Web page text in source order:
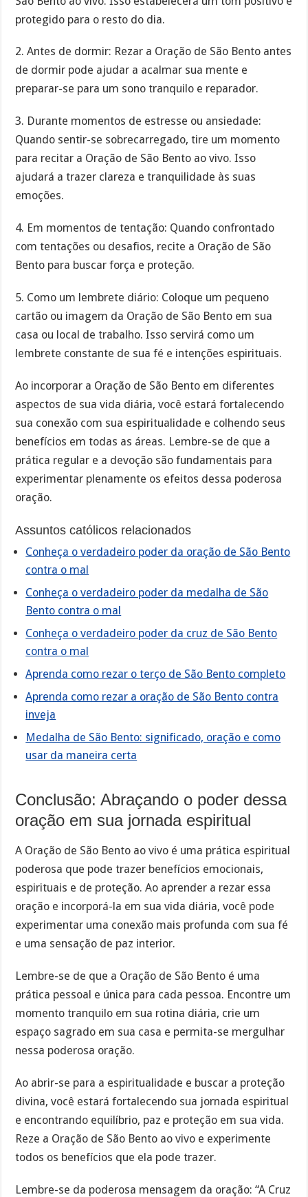
protegido para o resto do dia.
2. Antes de dormir: Rezar a Oração de São Bento antes
de dormir pode ajudar a acalmar sua mente e
preparar-se para um sono tranquilo e reparador.
3. Durante momentos de estresse ou ansiedade:
Quando sentir-se sobrecarregado, tire um momento
para recitar a Oração de São Bento ao vivo. Isso
ajudará a trazer clareza e tranquilidade às suas
emoções.
4. Em momentos de tentação: Quando confrontado
com tentações ou desafios, recite a Oração de São
Bento para buscar força e proteção.
5. Como um lembrete diário: Coloque um pequeno
cartão ou imagem da Oração de São Bento em sua
casa ou local de trabalho. Isso servirá como um
lembrete constante de sua fé e intenções espirituais.
Ao incorporar a Oração de São Bento em diferentes
aspectos de sua vida diária, você estará fortalecendo
sua conexão com sua espiritualidade e colhendo seus
benefícios em todas as áreas. Lembre-se de que a
prática regular e a devoção são fundamentais para
experimentar plenamente os efeitos dessa poderosa
oração.
Assuntos católicos relacionados
Conheça o verdadeiro poder da oração de São Bento
contra o mal
Conheça o verdadeiro poder da medalha de São
Bento contra o mal
Conheça o verdadeiro poder da cruz de São Bento
contra o mal
Aprenda como rezar o terço de São Bento completo
Aprenda como rezar a oração de São Bento contra
inveja
Medalha de São Bento: significado, oração e como
usar da maneira certa
Conclusão: Abraçando o poder dessa
oração em sua jornada espiritual
A Oração de São Bento ao vivo é uma prática espiritual
poderosa que pode trazer benefícios emocionais,
espirituais e de proteção. Ao aprender a rezar essa
oração e incorporá-la em sua vida diária, você pode
experimentar uma conexão mais profunda com sua fé
e uma sensação de paz interior.
Lembre-se de que a Oração de São Bento é uma
prática pessoal e única para cada pessoa. Encontre um
momento tranquilo em sua rotina diária, crie um
espaço sagrado em sua casa e permita-se mergulhar
nessa poderosa oração.
Ao abrir-se para a espiritualidade e buscar a proteção
divina, você estará fortalecendo sua jornada espiritual
e encontrando equilíbrio, paz e proteção em sua vida.
Reze a Oração de São Bento ao vivo e experimente
todos os benefícios que ela pode trazer.
Lembre-se da poderosa mensagem da oração: “A Cruz